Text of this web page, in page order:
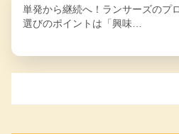
単発から継続へ！ランサーズのプ
選びのポイントは「興味…